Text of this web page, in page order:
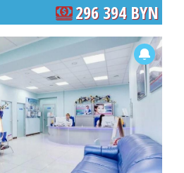
296 394 BYN